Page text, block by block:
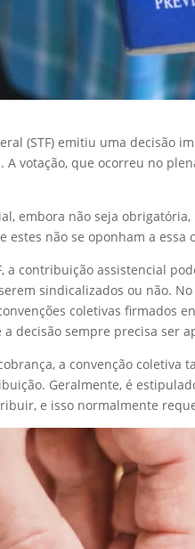
(STF) emitiu uma decisão
votação, que ocorreu no
embora não seja
estes não se oponham a essa
a contribuição assistencial
sindicalizados ou não.
coletivas firmados
decisão sempre precisa ser
a convenção
Geralmente, é
e isso normalmente